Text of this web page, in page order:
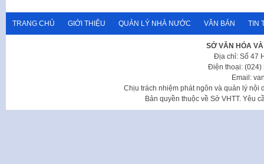
TRANG CHỦ GIỚI THIỆU QUẢN LÝ NHÀ NƯỚC VĂN BẢN TIN
SỞ VĂN HÓA
Địa chỉ: Số 47
Điện thoại: (024)
Email:
Chịu trách nhiệm phát ngôn và quản lý nội
Bản quyền thuộc về Sở VHTT. Yêu